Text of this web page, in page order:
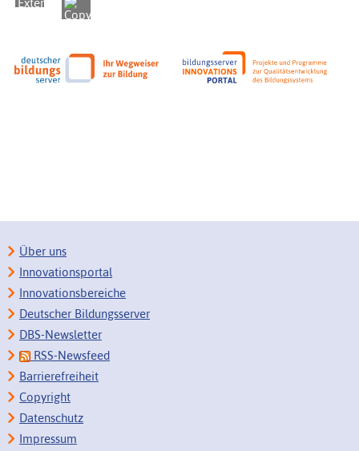
Über uns
Innovationsportal
Innovationsbereiche
Deutscher Bildungsserver
DBS-Newsletter
RSS-Newsfeed
Barrierefreiheit
Copyright
Datenschutz
Impressum